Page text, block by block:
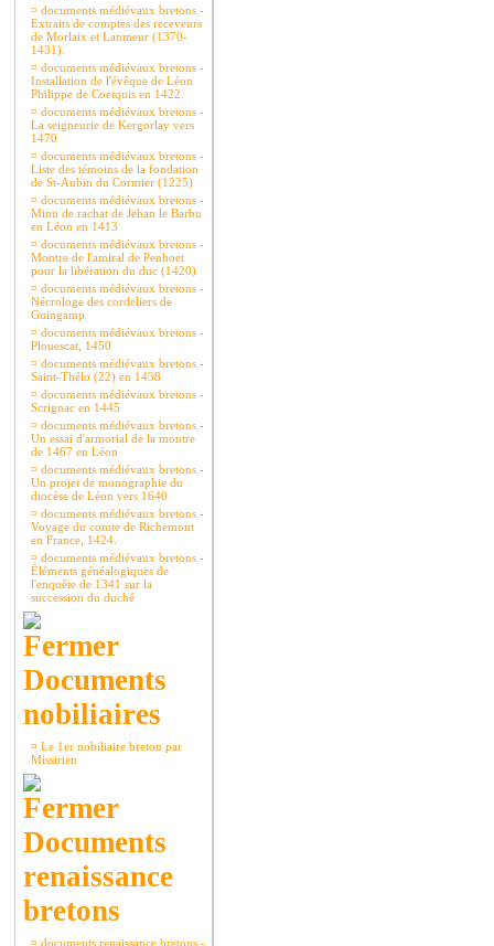
¤ documents médiévaux bretons -
Extraits de comptes des receveurs
de Morlaix et Lanmeur (1370-
1431).
¤ documents médiévaux bretons -
Installation de l'évêque de Léon
Philippe de Coetquis en 1422.
¤ documents médiévaux bretons -
La seigneurie de Kergorlay vers
1470
¤ documents médiévaux bretons -
Liste des témoins de la fondation
de St-Aubin du Cormier (1225)
¤ documents médiévaux bretons -
Minu de rachat de Jehan le Barbu
en Léon en 1413
¤ documents médiévaux bretons -
Montre de l'amiral de Penhoet
pour la libération du duc (1420)
¤ documents médiévaux bretons -
Nécrologe des cordeliers de
Guingamp
¤ documents médiévaux bretons -
Plouescat, 1450
¤ documents médiévaux bretons -
Saint-Thélo (22) en 1438
¤ documents médiévaux bretons -
Scrignac en 1445
¤ documents médiévaux bretons -
Un essai d'armorial de la montre
de 1467 en Léon
¤ documents médiévaux bretons -
Un projet de monographie du
diocèse de Léon vers 1640
¤ documents médiévaux bretons -
Voyage du comte de Richemont
en France, 1424.
¤ documents médiévaux bretons -
Éléments généalogiques de
l'enquête de 1341 sur la
succession du duché
Documents
nobiliaires
¤ Le 1er nobiliaire breton par
Missirien
Documents
renaissance
bretons
¤ documents renaissance bretons -